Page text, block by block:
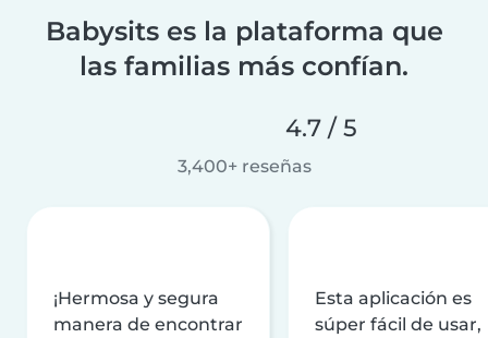
Babysits es la plataforma que
las familias más confían.
4.7 / 5
3,400+ reseñas
¡Hermosa y segura
manera de encontrar
Esta aplicación es
súper fácil de usar,